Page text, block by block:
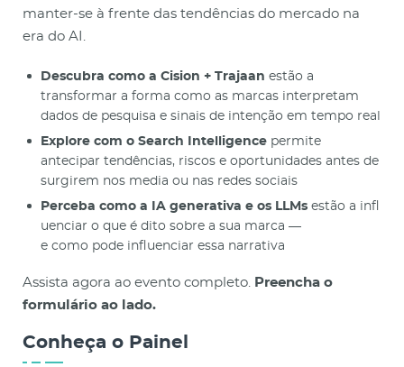
manter-se à frente das tendências do mercado na
era do AI.
Descubra como a Cision + Trajaan estão a
transformar a forma como as marcas interpretam
dados de pesquisa e sinais de intenção em tempo real
Explore com o Search Intelligence permite
antecipar tendências, riscos e oportunidades antes de
surgirem nos media ou nas redes sociais
Perceba como a IA generativa e os LLMs estão a infl
uenciar o que é dito sobre a sua marca —
e como pode influenciar essa narrativa
Assista agora ao evento completo. Preencha o
formulário ao lado.
Conheça o Painel